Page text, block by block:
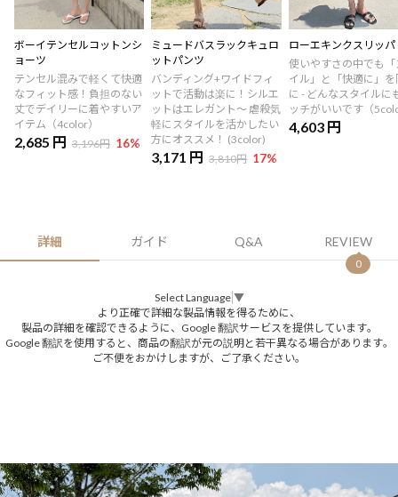
ボーイテンセルコットンシ
ョーツ
テンセル混みで軽くて快適
なフィット感！負担のない
丈でデイリーに着やすいア
イテム（4color）
2,685 円 3,196円 16%
ミュードバスラックキュロ
ットパンツ
バンディング+ワイドフィ
ットで活動は楽に！シルエ
ットはエレガント～ 虐殺気
軽にスタイルを活かしたい
方にオススメ！ (3color)
3,171 円 3,810円 17%
ローエキンクスリッパ
使いやすさの中でも「
イル」と「快適に」を
に - どんなスタイルに
ッチがいいです（
4,603 円
詳細 ガイド Q&A REVIEW
0
Select Language ▼
より正確で詳細な製品情報を得るために、
製品の詳細を確認できるように、Google 翻訳サービスを提供しています。
Google 翻訳を使用すると、商品の翻訳が元の説明と若干異なる場合があります。
ご不便をおかけしますが、ご了承ください。